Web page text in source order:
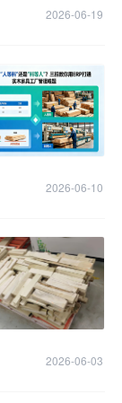
2026-06-19
2026-06-10
2026-06-03